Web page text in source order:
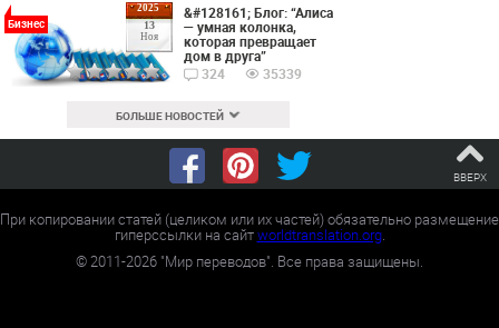
2025
13
Ноя
Бизнес
&#128161; Блог: “Алиса
— умная колонка,
которая превращает
дом в друга”
324
35339
БОЛЬШЕ НОВОСТЕЙ
ВВЕРХ
При копировании статей (целиком или их частей) обязательно размещение
гиперссылки на сайтworldtranslation.org.
©2011-2026 "Мир переводов". Все права защищены.